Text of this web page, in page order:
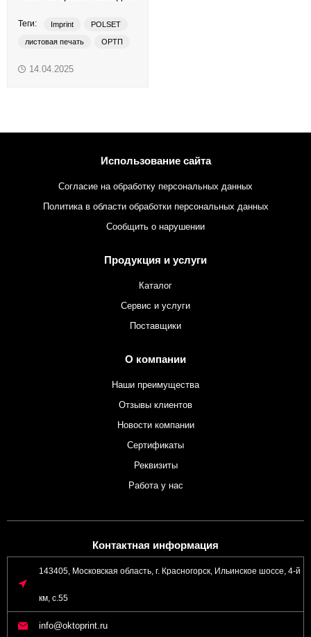
офсетной печати.
Теги: Imprint POLSET
листовая печать ОРТП
14.04.2025
Использование сайта
Согласие на обработку персональных данных
Политика в области обработки персональных данных
Сообщить о нарушении
Продукция и услуги
Каталог
Сервис и услуги
Поставщики
О компании
Наши преимущества
Отзывы клиентов
Новости компании
Сертификаты
Реквизиты
Работа у нас
Контактная информация
143405, Московская область, г. Красногорск, Ильинское шоссе, 4-й
км, с.55
info@oktoprint.ru